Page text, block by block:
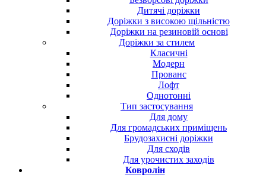
Дитячі доріжки
Доріжки з високою щільністю
Доріжки на резиновій основі
Доріжки за стилем
Класичні
Модерн
Прованс
Лофт
Однотонні
Тип застосування
Для дому
Для громадських приміщень
Брудозахисні доріжки
Для сходів
Для урочистих заходів
Ковролін